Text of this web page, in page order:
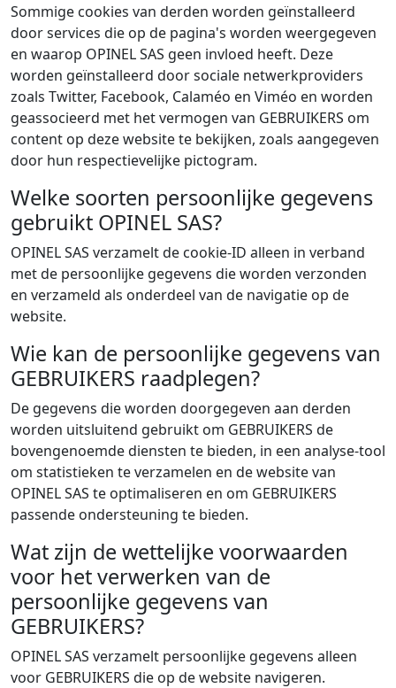
Sommige cookies van derden worden geïnstalleerd
door services die op de pagina's worden weergegeven
en waarop OPINEL SAS geen invloed heeft. Deze
worden geïnstalleerd door sociale netwerkproviders
zoals Twitter, Facebook, Calaméo en Viméo en worden
geassocieerd met het vermogen van GEBRUIKERS om
content op deze website te bekijken, zoals aangegeven
door hun respectievelijke pictogram.
Welke soorten persoonlijke gegevens
gebruikt OPINEL SAS?
OPINEL SAS verzamelt de cookie-ID alleen in verband
met de persoonlijke gegevens die worden verzonden
en verzameld als onderdeel van de navigatie op de
website.
Wie kan de persoonlijke gegevens van
GEBRUIKERS raadplegen?
De gegevens die worden doorgegeven aan derden
worden uitsluitend gebruikt om GEBRUIKERS de
bovengenoemde diensten te bieden, in een analyse-tool
om statistieken te verzamelen en de website van
OPINEL SAS te optimaliseren en om GEBRUIKERS
passende ondersteuning te bieden.
Wat zijn de wettelijke voorwaarden
voor het verwerken van de
persoonlijke gegevens van
GEBRUIKERS?
OPINEL SAS verzamelt persoonlijke gegevens alleen
voor GEBRUIKERS die op de website navigeren.